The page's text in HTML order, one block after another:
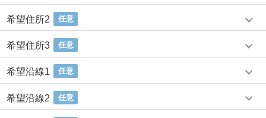
希望住所2 任意
希望住所3 任意
希望沿線1 任意
希望沿線2 任意